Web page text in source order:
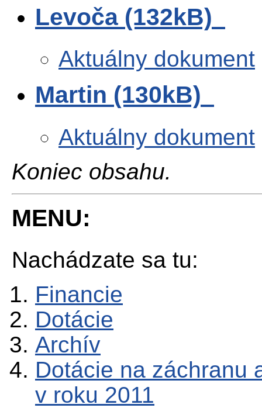
Levoča (132kB)
Aktuálny dokument
Martin (130kB)
Aktuálny dokument
Koniec obsahu.
MENU:
Nachádzate sa tu:
Financie
Dotácie
Archív
Dotácie na záchranu
v roku 2011